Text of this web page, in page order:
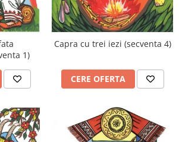
1)
Capra cu trei iezi (secventa 4)
CERE OFERTA